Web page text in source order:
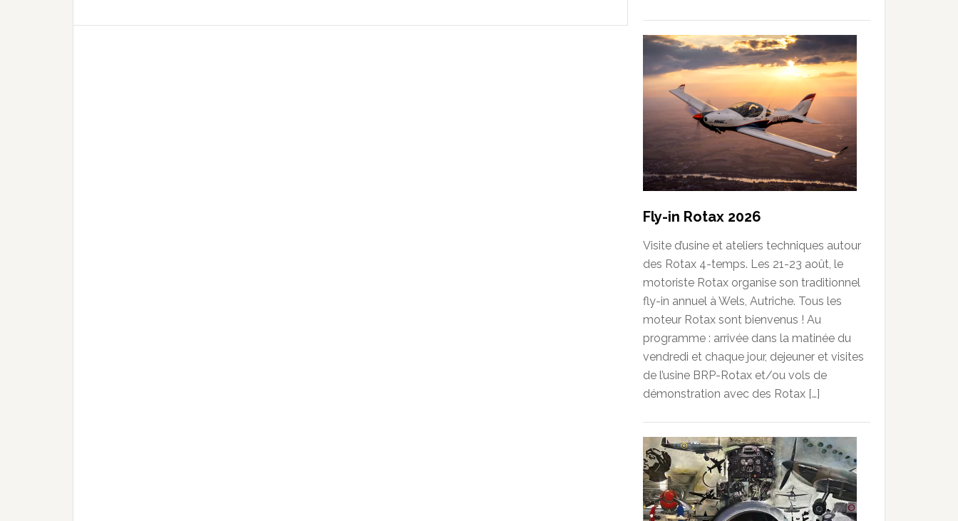
Fly-in Rotax 2026
Visite d’usine et ateliers techniques autour
des Rotax 4-temps. Les 21-23 août, le
motoriste Rotax organise son traditionnel
fly-in annuel à Wels, Autriche. Tous les
moteur Rotax sont bienvenus ! Au
programme : arrivée dans la matinée du
vendredi et chaque jour, dejeuner et visites
de l’usine BRP-Rotax et/ou vols de
démonstration avec des Rotax […]